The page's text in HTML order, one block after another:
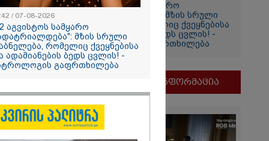
"12 აგვისტოს სამყარო
გადატრიალდება": მზის სრული
დაბნელება, რომელიც ქვეყნებისა
და ადამიანების ბედს ცვლის! -
ასტროლოგის გაფრთხილება
მნიშვნელოვანი ინფორმაცია
/ 07-08-2026
აგვისტოს სამყარო
მზის სრული
რომელიც ქვეყნებისა
ადამიანების ბედს ცვლის! -
გაფრთხილება